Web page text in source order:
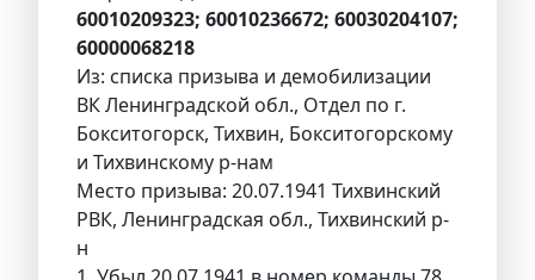
60010209323; 60010236672; 60030204107;
60000068218
Из: списка призыва и демобилизации
ВК Ленинградской обл., Отдел по г.
Бокситогорск, Тихвин, Бокситогорскому
и Тихвинскому р-нам
Место призыва: 20.07.1941 Тихвинский
РВК, Ленинградская обл., Тихвинский р-
н